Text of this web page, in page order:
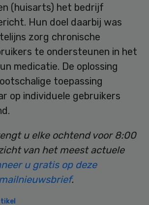
(huisarts) het bedrijf
Hun doel daarbij was
zorg chronische
te ondersteunen in het
medicatie. De oplossing
toepassing
op individuele gebruikers
u elke ochtend voor 8:00
van het meest actuele
u gratis op deze
.